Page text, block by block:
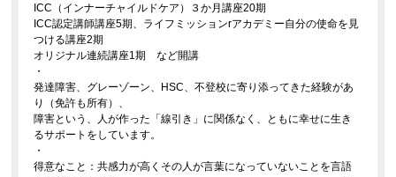
ICC（インナーチャイルドケア）３か月講座20期
ICC認定講師講座5期、ライフミッションrアカデミー自分の使命を見
つける講座2期
オリジナル連続講座1期 など開講
・
発達障害、グレーゾーン、HSC、不登校に寄り添ってきた経験があ
り（免許も所有）、
障害という、人が作った「線引き」に関係なく、ともに幸せに生き
るサポートをしています。
・
得意なこと：共感力が高くその人が言葉になっていないことを言語